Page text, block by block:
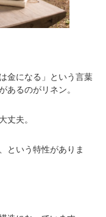
金になる」という言葉
あるのがリネン。
丈夫。
という特性がありま